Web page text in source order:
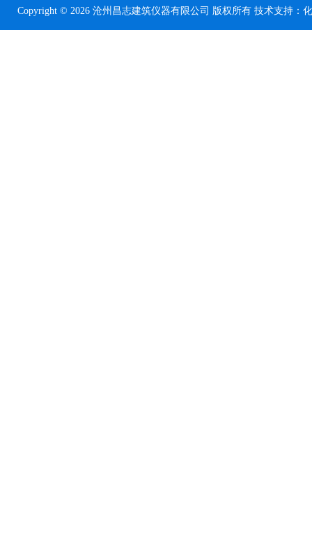
Copyright © 2026 沧州昌志建筑仪器有限公司 版权所有 技术支持：